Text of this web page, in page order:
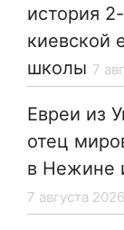
история
киевской
школы 7
Евреи из
отец
в Нежине
7 августа